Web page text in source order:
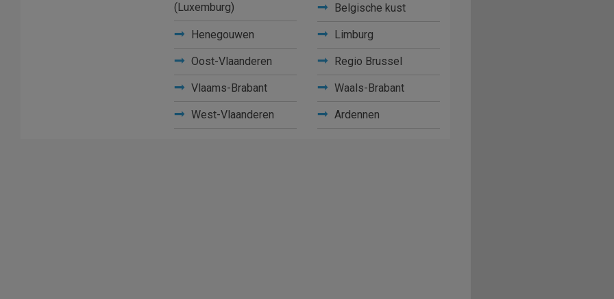
(Luxemburg)
Belgische kust
Henegouwen Limburg
Oost-Vlaanderen Regio Brussel
Vlaams-Brabant Waals-Brabant
West-Vlaanderen Ardennen